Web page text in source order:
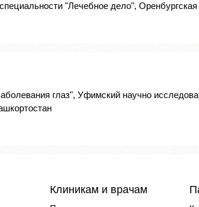
"Лечебное дело",
глаз", Уфимский научно
Клиникам и врачам